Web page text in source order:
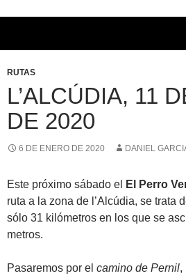
CONTENIDO
RUTAS
L’ALCÚDIA, 11
DE 2020
6 DE ENERO DE 2020 DANIEL
Este próximo sábado el El Perro
ruta a la zona de l’Alcúdia, se trata
sólo 31 kilómetros en los que se
metros.
Pasaremos por el camino de Pernil,